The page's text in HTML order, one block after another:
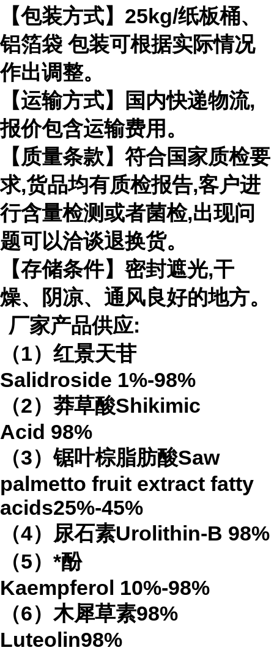
【包装方式】 25kg/纸板桶、
铝箔袋 包装可根据实际情况
作出调整。
【运输方式】国内快递物流,
报价包含运输费用。
【质量条款】符合国家质检要
求,货品均有质检报告,客户进
行含量检测或者菌检,出现问
题可以洽谈退换货。
【存储条件】密封遮光,干
燥、阴凉、通风良好的地方。
厂家产品供应:
（1）红景天苷
Salidroside 1%-98%
（2）莽草酸Shikimic
Acid 98%
（3）锯叶棕脂肪酸Saw
palmetto fruit extract fatty
acids25%-45%
（4） 尿石素Urolithin-B 98%
（5）*酚
Kaempferol 10%-98%
（6）木犀草素98%
Luteolin98%